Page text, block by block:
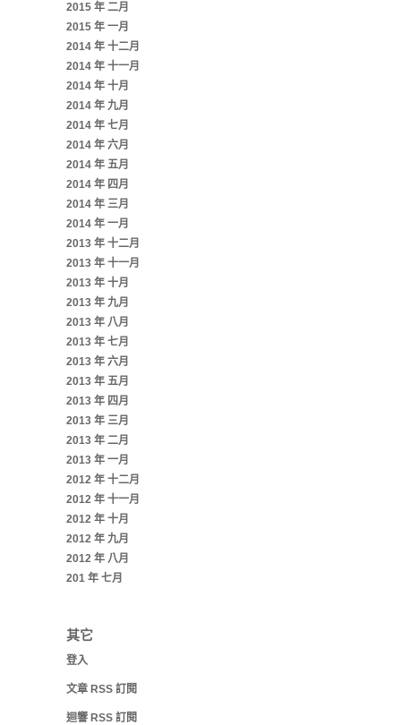
2015 年 二月
2015 年 一月
2014 年 十二月
2014 年 十一月
2014 年 十月
2014 年 九月
2014 年 七月
2014 年 六月
2014 年 五月
2014 年 四月
2014 年 三月
2014 年 一月
2013 年 十二月
2013 年 十一月
2013 年 十月
2013 年 九月
2013 年 八月
2013 年 七月
2013 年 六月
2013 年 五月
2013 年 四月
2013 年 三月
2013 年 二月
2013 年 一月
2012 年 十二月
2012 年 十一月
2012 年 十月
2012 年 九月
2012 年 八月
201 年 七月
其它
登入
文章 RSS 訂閱
迴響 RSS 訂閱